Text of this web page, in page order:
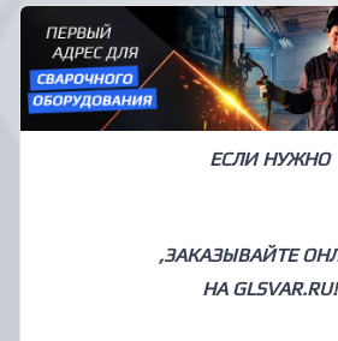
ЕСЛИ НУЖНО
,ЗАКАЗЫВАЙТЕ
НА GLSVAR.RU!